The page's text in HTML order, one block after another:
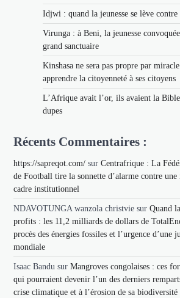
Idjwi : quand la jeunesse se lève contre
Virunga : à Beni, la jeunesse
grand sanctuaire
Kinshasa ne sera pas propre par
apprendre la citoyenneté à ses citoyens
L’Afrique avait l’or, ils avaient la
dupes
Récents Commentaires :
https://sapreqot.com/ surCentrafrique : La
de Football tire la sonnette d’alarme contre
cadre institutionnel
NDAVOTUNGA wanzola christvie surQuand
profits : les 11,2 milliards de dollars de
procès des énergies fossiles et l’urgence d’une
mondiale
Isaac Bandu surMangroves congolaises : ces
qui pourraient devenir l’un des derniers
crise climatique et à l’érosion de sa biodiversité